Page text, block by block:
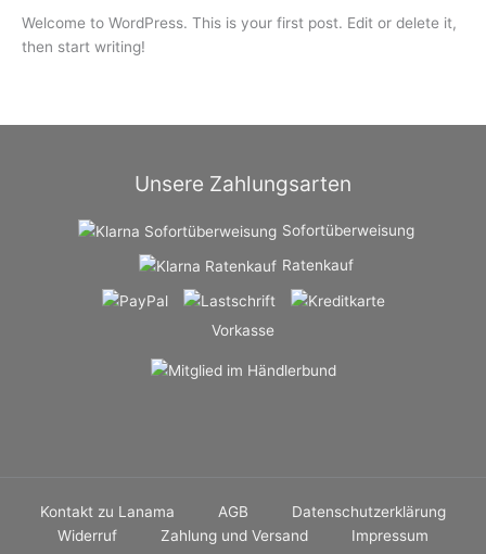
Welcome to WordPress. This is your first post. Edit or delete it,
then start writing!
Unsere Zahlungsarten
Sofortüberweisung
Ratenkauf
Vorkasse
Kontakt zu Lanama AGB
Datenschutzerklärung
Widerruf
Zahlung und Versand
Impressum